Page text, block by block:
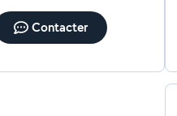
Contacter